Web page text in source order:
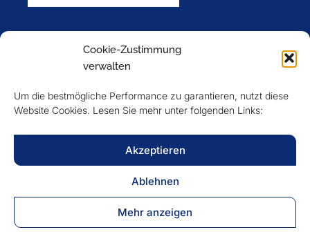
Cookie-Zustimmung
verwalten
Um die bestmögliche Performance zu garantieren, nutzt diese
Website Cookies. Lesen Sie mehr unter folgenden Links:
Akzeptieren
Ablehnen
Mehr anzeigen
Mitglieder
VERFOLGEN SIE UNS